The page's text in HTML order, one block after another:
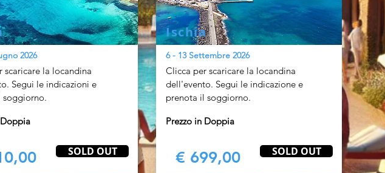
2026
scaricare la locandina
Segui le indicazioni e
soggiorno.
SOLD OUT
Ischia
6 - 13 Settembre 2026
Clicca per scaricare la locandina
dell'evento. Segui le indicazione e
prenota il soggiorno.
Prezzo in Doppia
€ 699,00 SOLD OUT